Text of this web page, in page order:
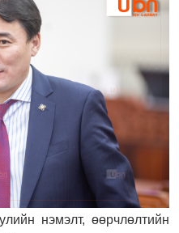
нэмэлт, өөрчлөлтийн